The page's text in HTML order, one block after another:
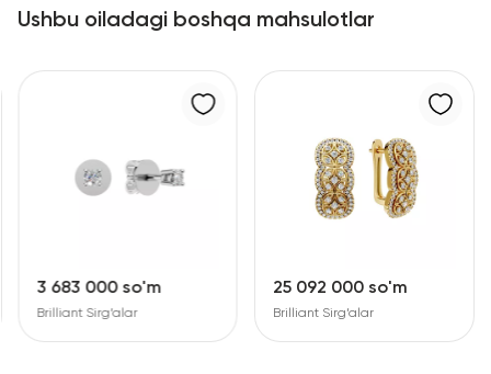
Ushbu oiladagi boshqa mahsulotlar
3 683 000 so'm
Brilliant Sirg‘alar
25 092 000 so'm
Brilliant Sirg‘alar